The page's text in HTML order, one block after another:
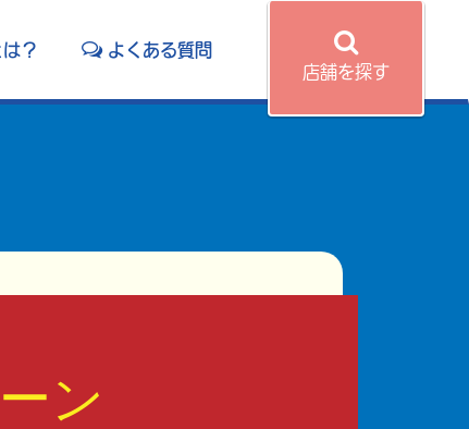
？
よくある質問
店舗を探す
ン